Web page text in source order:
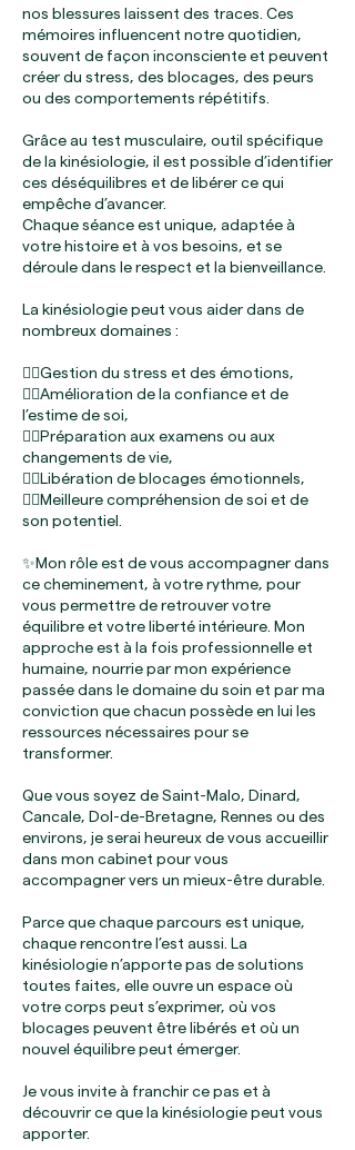
nos blessures laissent des traces. Ces
mémoires influencent notre quotidien,
souvent de façon inconsciente et peuvent
créer du stress, des blocages, des peurs
ou des comportements répétitifs.
Grâce au test musculaire, outil spécifique
de la kinésiologie, il est possible d’identifier
ces déséquilibres et de libérer ce qui
empêche d’avancer.
Chaque séance est unique, adaptée à
votre histoire et à vos besoins, et se
déroule dans le respect et la bienveillance.
La kinésiologie peut vous aider dans de
nombreux domaines :
👉🏼Gestion du stress et des émotions,
👉🏼Amélioration de la confiance et de
l’estime de soi,
👉🏼Préparation aux examens ou aux
changements de vie,
👉🏼Libération de blocages émotionnels,
👉🏼Meilleure compréhension de soi et de
son potentiel.
✨Mon rôle est de vous accompagner dans
ce cheminement, à votre rythme, pour
vous permettre de retrouver votre
équilibre et votre liberté intérieure. Mon
approche est à la fois professionnelle et
humaine, nourrie par mon expérience
passée dans le domaine du soin et par ma
conviction que chacun possède en lui les
ressources nécessaires pour se
transformer.
Que vous soyez de Saint-Malo, Dinard,
Cancale, Dol-de-Bretagne, Rennes ou des
environs, je serai heureux de vous accueillir
dans mon cabinet pour vous
accompagner vers un mieux-être durable.
Parce que chaque parcours est unique,
chaque rencontre l’est aussi. La
kinésiologie n’apporte pas de solutions
toutes faites, elle ouvre un espace où
votre corps peut s’exprimer, où vos
blocages peuvent être libérés et où un
nouvel équilibre peut émerger.
Je vous invite à franchir ce pas et à
découvrir ce que la kinésiologie peut vous